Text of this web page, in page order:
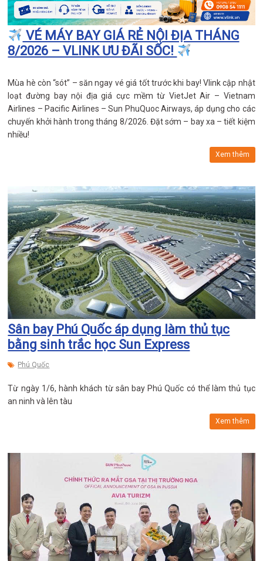
VÉ MÁY BAY GIÁ RẺ NỘI ĐỊA THÁNG
8/2026 – VLINK ƯU ĐÃI SỐC!
Mùa hè còn “sót” – săn ngay vé giá tốt trước khi bay! Vlink cập nhật
loạt đường bay nội địa giá cực mềm từ VietJet Air – Vietnam
Airlines – Pacific Airlines – Sun PhuQuoc Airways, áp dụng cho các
chuyến khởi hành trong tháng 8/2026. Đặt sớm – bay xa – tiết kiệm
nhiều!
Xem thêm
Sân bay Phú Quốc áp dụng làm thủ tục
bằng sinh trắc học Sun Express
Phú Quốc
Từ ngày 1/6, hành khách từ sân bay Phú Quốc có thể làm thủ tục
an ninh và lên tàu
Xem thêm